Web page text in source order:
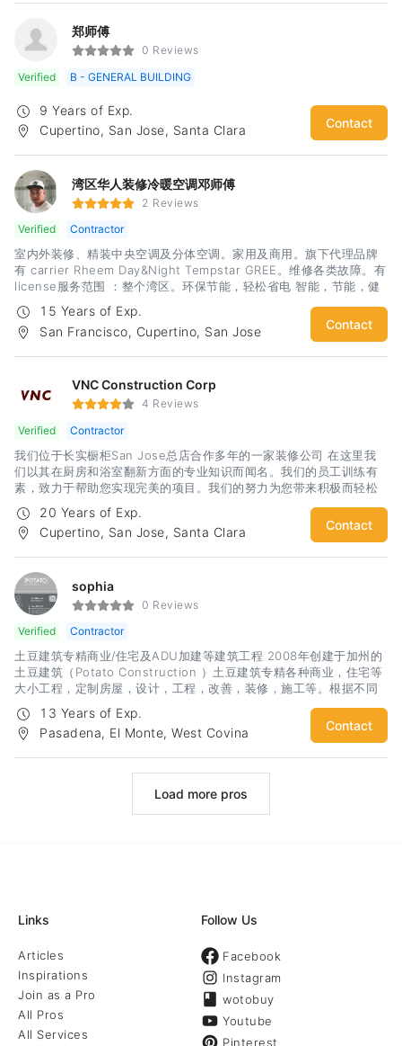
郑师傅
0 Reviews
Verified
B - GENERAL BUILDING
9 Years of Exp.
Cupertino, San Jose, Santa Clara
Contact
湾区华人装修冷暖空调邓师傅
2 Reviews
Verified
Contractor
室内外装修、精装中央空调及分体空调。家用及商用。旗下代理品牌
有 carrier Rheem Day&Night Tempstar GREE。维修各类故障。有
license服务范围 ：整个湾区。环保节能，轻松省电 智能，节能，健
康生活。
15 Years of Exp.
San Francisco, Cupertino, San Jose
Contact
VNC Construction Corp
4 Reviews
Verified
Contractor
我们位于长实橱柜San Jose总店合作多年的一家装修公司 在这里我
们以其在厨房和浴室翻新方面的专业知识而闻名。我们的员工训练有
素，致力于帮助您实现完美的项目。我们的努力为您带来积极而轻松
20 Years of Exp.
Cupertino, San Jose, Santa Clara
Contact
sophia
0 Reviews
Verified
Contractor
土豆建筑专精商业/住宅及ADU加建等建筑工程 2008年创建于加州的
土豆建筑（Potato Construction ）土豆建筑专精各种商业，住宅等
大小工程，定制房屋，设计，工程，改善，装修，施工等。根据不同
业资源。13 Years of Exp.
Pasadena, El Monte, West Covina
Contact
Load more pros
Links
Articles
Inspirations
Join as a Pro
All Pros
All Services
Follow Us
Facebook
Instagram
wotobuy
Youtube
Pinterest